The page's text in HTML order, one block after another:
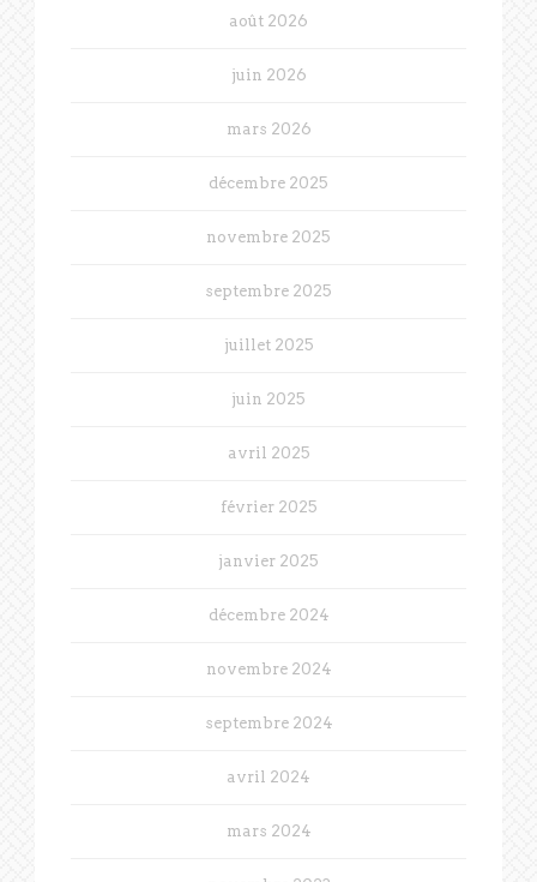
août 2026
juin 2026
mars 2026
décembre 2025
novembre 2025
septembre 2025
juillet 2025
juin 2025
avril 2025
février 2025
janvier 2025
décembre 2024
novembre 2024
septembre 2024
avril 2024
mars 2024